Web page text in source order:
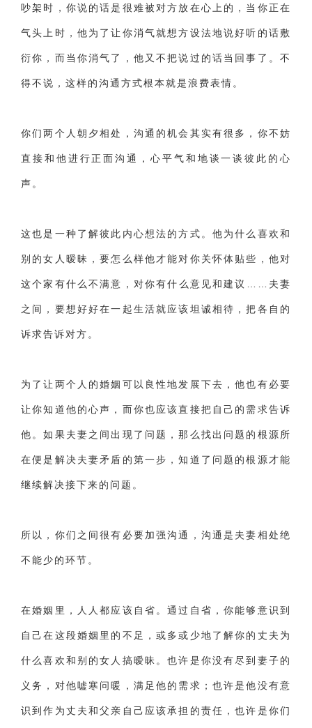
吵架时，你说的话是很难被对方放在心上的，当你正在
气头上时，他为了让你消气就想方设法地说好听的话敷
衍你，而当你消气了，他又不把说过的话当回事了。不
得不说，这样的沟通方式根本就是浪费表情。
你们两个人朝夕相处，沟通的机会其实有很多，你不妨
直接和他进行正面沟通，心平气和地谈一谈彼此的心
声。
这也是一种了解彼此内心想法的方式。他为什么喜欢和
别的女人暧昧，要怎么样他才能对你关怀体贴些，他对
这个家有什么不满意，对你有什么意见和建议……夫妻
之间，要想好好在一起生活就应该坦诚相待，把各自的
诉求告诉对方。
为了让两个人的婚姻可以良性地发展下去，他也有必要
让你知道他的心声，而你也应该直接把自己的需求告诉
他。如果夫妻之间出现了问题，那么找出问题的根源所
在便是解决夫妻矛盾的第一步，知道了问题的根源才能
继续解决接下来的问题。
所以，你们之间很有必要加强沟通，沟通是夫妻相处绝
不能少的环节。
在婚姻里，人人都应该自省。通过自省，你能够意识到
自己在这段婚姻里的不足，或多或少地了解你的丈夫为
什么喜欢和别的女人搞暧昧。也许是你没有尽到妻子的
义务，对他嘘寒问暖，满足他的需求；也许是他没有意
识到作为丈夫和父亲自己应该承担的责任，也许是你们